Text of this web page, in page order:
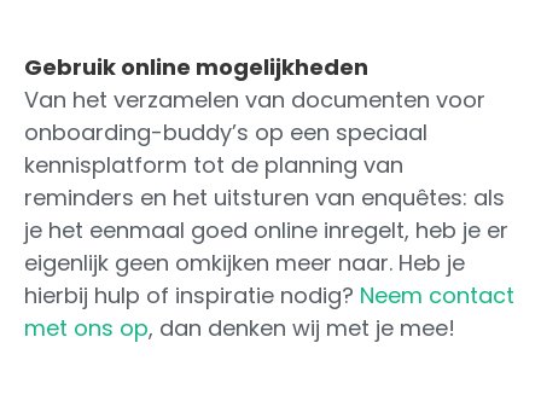
Gebruik online mogelijkheden
Van het verzamelen van documenten voor
onboarding-buddy’s op een speciaal
kennisplatform tot de planning van
reminders en het uitsturen van enquêtes: als
je het eenmaal goed online inregelt, heb je er
eigenlijk geen omkijken meer naar. Heb je
hierbij hulp of inspiratie nodig? Neem contact
met ons op, dan denken wij met je mee!